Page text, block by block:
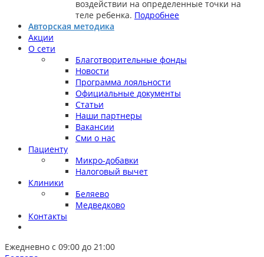
воздействии на определенные точки на
теле ребенка. Подробнее
Авторская методика
Акции
О сети
Благотворительные фонды
Новости
Программа лояльности
Официальные документы
Статьи
Наши партнеры
Вакансии
Сми о нас
Пациенту
Микро-добавки
Налоговый вычет
Клиники
Беляево
Медведково
Контакты
Ежедневно с 09:00 до 21:00